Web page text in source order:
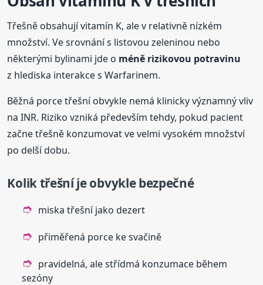
Třešně obsahují vitamín K, ale v relativně nízkém
množství. Ve srovnání s listovou zeleninou nebo
některými bylinami jde o méně rizikovou potravinu
z hlediska interakce s Warfarinem.
Běžná porce třešní obvykle nemá klinicky významný vliv
na INR. Riziko vzniká především tehdy, pokud pacient
začne třešně konzumovat ve velmi vysokém množství
po delší dobu.
Kolik třešní je obvykle bezpečné
miska třešní jako dezert
přiměřená porce ke svačině
pravidelná, ale střídmá konzumace během
sezóny